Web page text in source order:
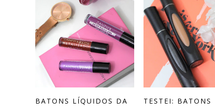
BATONS LÍQUIDOS DA
TESTEI: BATONS